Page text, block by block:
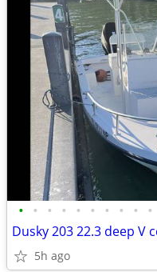
• • • • • • • • • •
Dusky 203 22.3 deep V
5h ago